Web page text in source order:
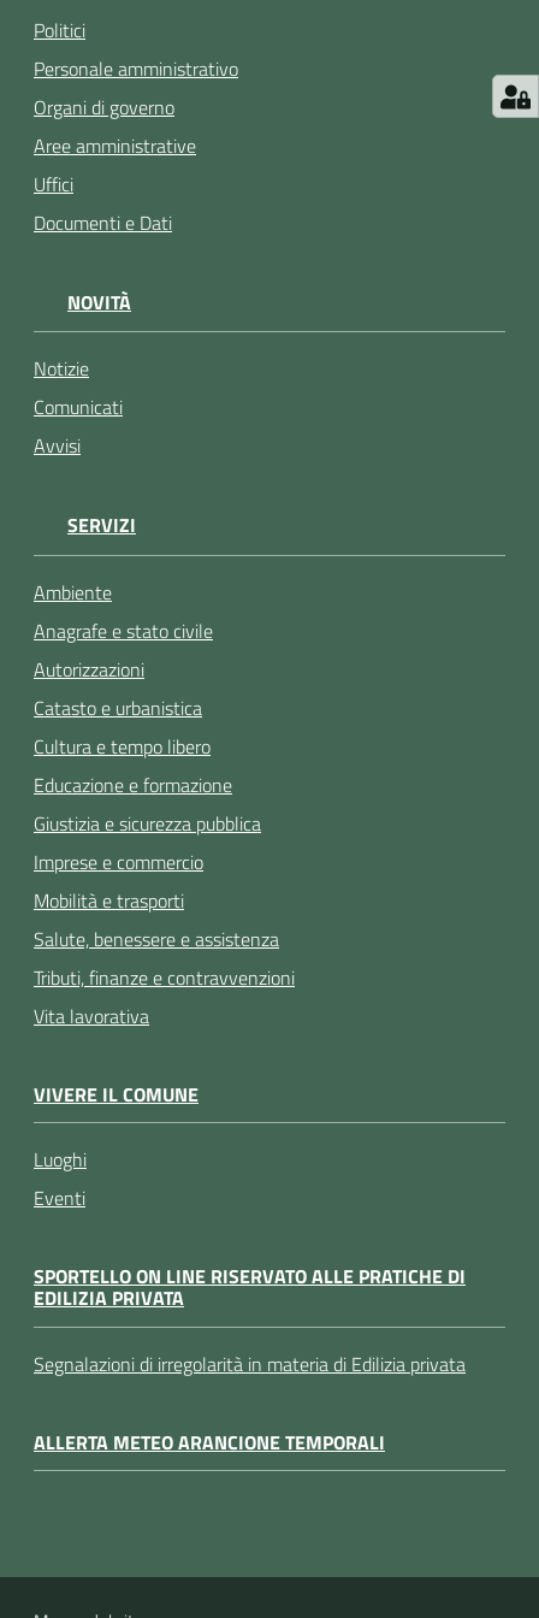
Politici
Personale amministrativo
Organi di governo
Aree amministrative
Uffici
Documenti e Dati
NOVITÀ
Notizie
Comunicati
Avvisi
SERVIZI
Ambiente
Anagrafe e stato civile
Autorizzazioni
Catasto e urbanistica
Cultura e tempo libero
Educazione e formazione
Giustizia e sicurezza pubblica
Imprese e commercio
Mobilità e trasporti
Salute, benessere e assistenza
Tributi, finanze e contravvenzioni
Vita lavorativa
VIVERE IL COMUNE
Luoghi
Eventi
SPORTELLO ON LINE RISERVATO ALLE PRATICHE DI
EDILIZIA PRIVATA
Segnalazioni di irregolarità in materia di Edilizia privata
ALLERTA METEO ARANCIONE TEMPORALI